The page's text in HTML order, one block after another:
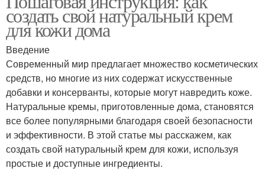
создать свой натуральный крем
для кожи дома
Введение
Современный мир предлагает множество косметических
средств, но многие из них содержат искусственные
добавки и консерванты, которые могут навредить коже.
Натуральные кремы, приготовленные дома, становятся
все более популярными благодаря своей безопасности
и эффективности. В этой статье мы расскажем, как
создать свой натуральный крем для кожи, используя
простые и доступные ингредиенты.